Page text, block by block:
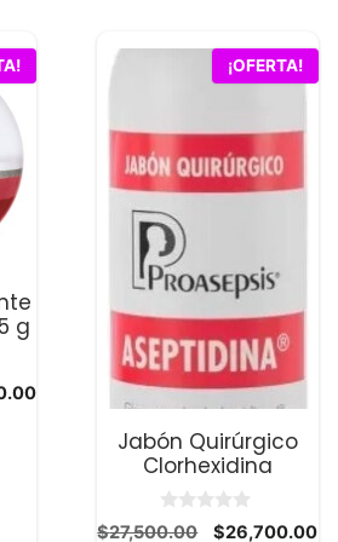
g
El
¡OFERTA!
Jabón Quirúrgico
Clorhexidina
0
$27,500.00
El
$26,700.00El